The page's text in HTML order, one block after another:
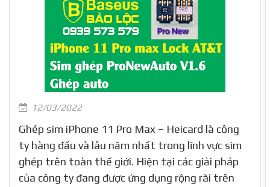
12/03/2022
Ghép sim iPhone 11 Pro Max – Heicard là công
ty hàng đầu và lâu năm nhất trong lĩnh vực sim
ghép trên toàn thế giới. Hiện tại các giải pháp
của công ty đang được ứng dụng rộng rãi trên